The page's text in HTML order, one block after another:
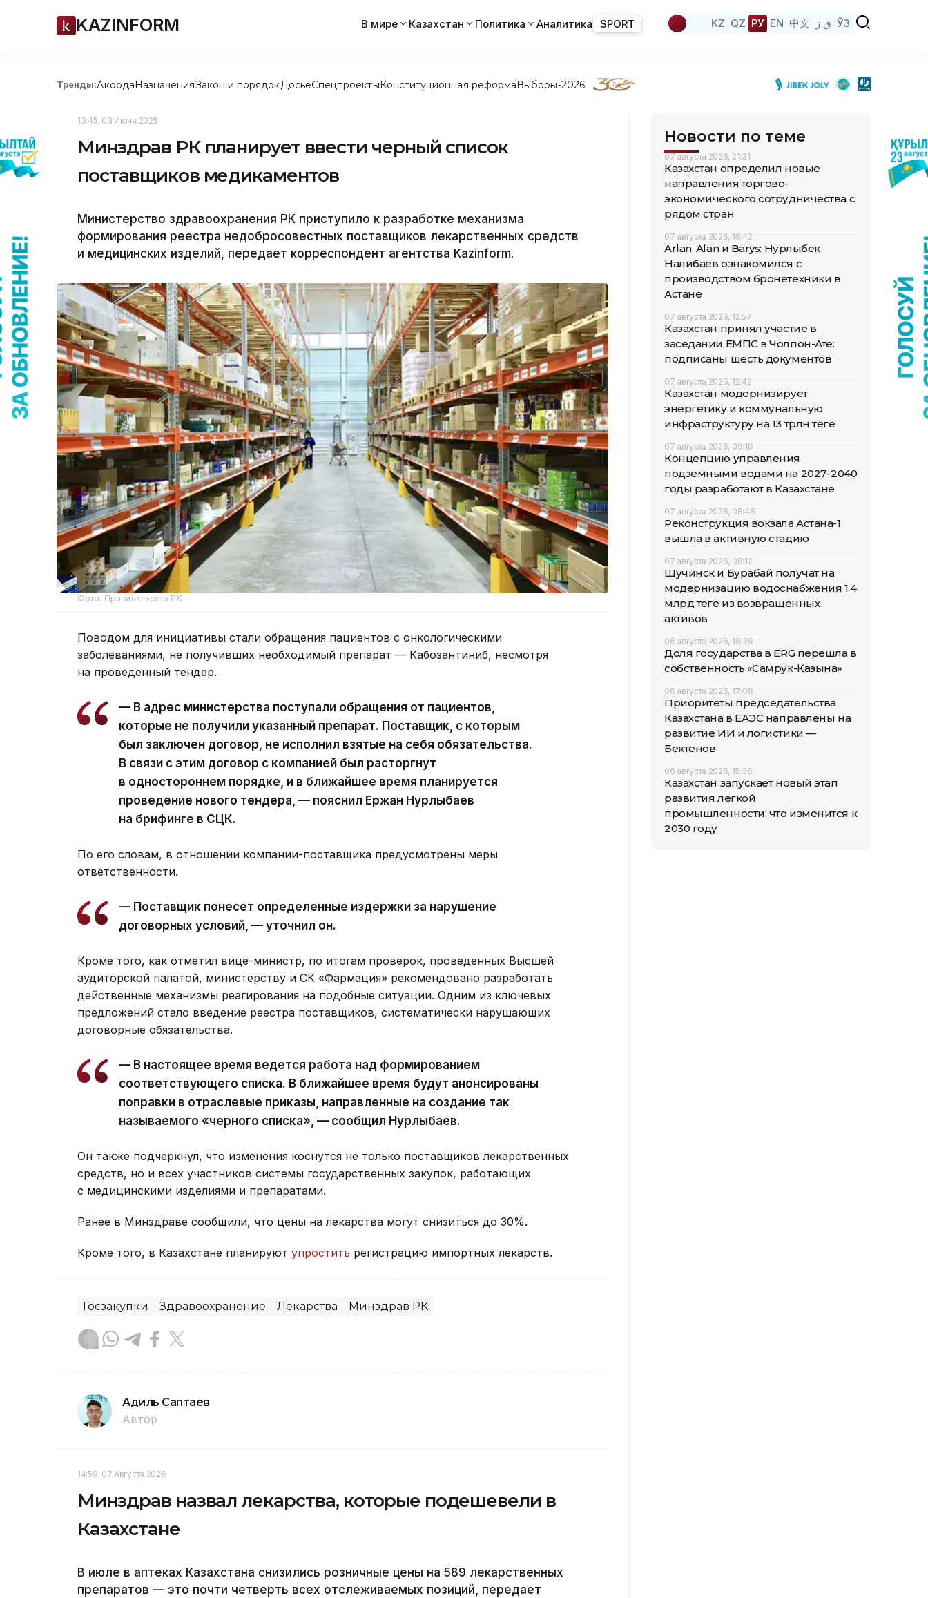
KAZINFORM В мире Казахстан Политика Аналитика SPORT KZ QZ РУ EN 中文 ق ز ЎЗ
Тренды:АкордаНазначенияЗакон и порядок ДосьеСпецпроектыКонституционная реформаВыборы-2026
13:45, 03 Июня 2025
Минздрав РК планирует ввести черный список
поставщиков медикаментов
Министерство здравоохранения РК приступило к разработке механизма
формирования реестра недобросовестных поставщиков лекарственных средств
и медицинских изделий, передает корреспондент агентства Kazinform.
Фото: Правительство РК
Поводом для инициативы стали обращения пациентов с онкологическими
заболеваниями, не получивших необходимый препарат — Кабозантиниб, несмотря
на проведенный тендер.
— В адрес министерства поступали обращения от пациентов,
которые не получили указанный препарат. Поставщик, с которым
был заключен договор, не исполнил взятые на себя обязательства.
В связи с этим договор с компанией был расторгнут
в одностороннем порядке, и в ближайшее время планируется
проведение нового тендера, — пояснил Ержан Нурлыбаев
на брифинге в СЦК.
По его словам, в отношении компании-поставщика предусмотрены меры
ответственности.
— Поставщик понесет определенные издержки за нарушение
договорных условий, — уточнил он.
Кроме того, как отметил вице-министр, по итогам проверок, проведенных Высшей
аудиторской палатой, министерству и СК «Фармация» рекомендовано разработать
действенные механизмы реагирования на подобные ситуации. Одним из ключевых
предложений стало введение реестра поставщиков, систематически нарушающих
договорные обязательства.
— В настоящее время ведется работа над формированием
соответствующего списка. В ближайшее время будут анонсированы
поправки в отраслевые приказы, направленные на создание так
называемого «черного списка», — сообщил Нурлыбаев.
Он также подчеркнул, что изменения коснутся не только поставщиков лекарственных
средств, но и всех участников системы государственных закупок, работающих
с медицинскими изделиями и препаратами.
Ранее в Минздраве сообщили, что цены на лекарства могут снизиться до 30%.
Кроме того, в Казахстане планируют упростить регистрацию импортных лекарств.
Госзакупки Здравоохранение Лекарства Минздрав РК
Адиль Саптаев
Автор
14:59, 07 Августа 2026
Минздрав назвал лекарства, которые подешевели в
Казахстане
В июле в аптеках Казахстана снизились розничные цены на 589 лекарственных
препаратов — это почти четверть всех отслеживаемых позиций, передает
Новости по теме
07 августа 2026, 21:31
Казахстан определил новые
направления торгово-
экономического сотрудничества с
рядом стран
07 августа 2026, 16:42
Arlan, Alan и Barys: Нурлыбек
Налибаев ознакомился с
производством бронетехники в
Астане
07 августа 2026, 12:57
Казахстан принял участие в
заседании ЕМПС в Чолпон-Ате:
подписаны шесть документов
07 августа 2026, 12:42
Казахстан модернизирует
энергетику и коммунальную
инфраструктуру на 13 трлн теңге
07 августа 2026, 09:10
Концепцию управления
подземными водами на 2027–2040
годы разработают в Казахстане
07 августа 2026, 08:46
Реконструкция вокзала Астана-1
вышла в активную стадию
07 августа 2026, 08:12
Щучинск и Бурабай получат на
модернизацию водоснабжения 1,4
млрд теңге из возвращенных
активов
06 августа 2026, 18:39
Доля государства в ERG перешла в
собственность «Самрук-Қазына»
06 августа 2026, 17:08
Приоритеты председательства
Казахстана в ЕАЭС направлены на
развитие ИИ и логистики —
Бектенов
06 августа 2026, 15:36
Казахстан запускает новый этап
развития легкой
промышленности: что изменится к
2030 году